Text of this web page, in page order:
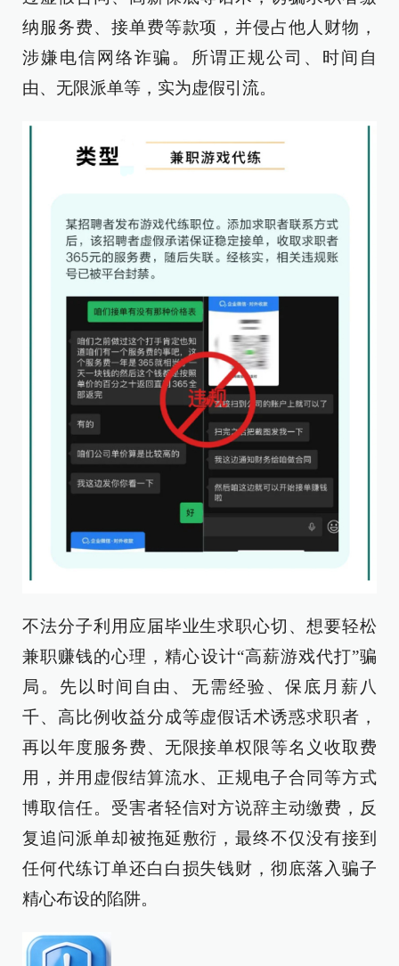
纳服务费、接单费等款项，并侵占他人财物，
涉嫌电信网络诈骗。所谓正规公司、时间自
由、无限派单等，实为虚假引流。
不法分子利用应届毕业生求职心切、想要轻松
兼职赚钱的心理，精心设计“高薪游戏代打”骗
局。先以时间自由、无需经验、保底月薪八
千、高比例收益分成等虚假话术诱惑求职者，
再以年度服务费、无限接单权限等名义收取费
用，并用虚假结算流水、正规电子合同等方式
博取信任。受害者轻信对方说辞主动缴费，反
复追问派单却被拖延敷衍，最终不仅没有接到
任何代练订单还白白损失钱财，彻底落入骗子
精心布设的陷阱。